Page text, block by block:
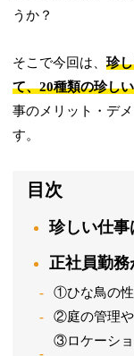
うか？
そこで今回は、珍
て、20種類の珍し
事のメリット・デ
す。
目次
珍しい仕
正社員勤
①ひな鳥の性
②庭の管理や
③ロケーショ